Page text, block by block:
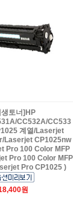
생토너]HP
CC532A/CC533
계열/Laserjet
Laserjet CP1025nw
Pro 100 Color MFP
Pro 100 Color MFP
Pro CP1025 )
원